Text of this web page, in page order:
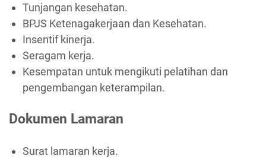
Tunjangan kesehatan.
BPJS Ketenagakerjaan dan Kesehatan.
Insentif kinerja.
Seragam kerja.
Kesempatan untuk mengikuti pelatihan dan
pengembangan keterampilan.
Dokumen Lamaran
Surat lamaran kerja.